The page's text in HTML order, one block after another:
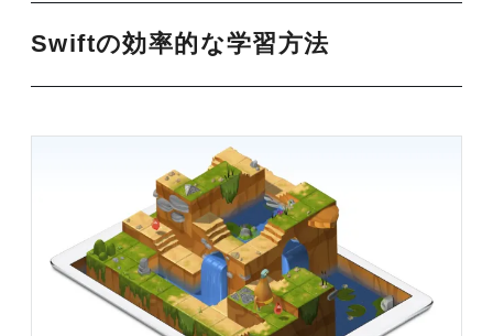
Swiftの効率的な学習方法